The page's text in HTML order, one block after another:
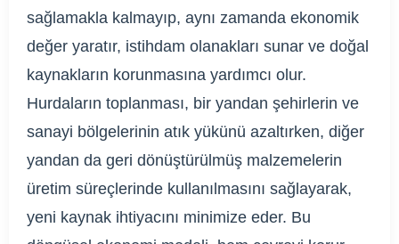
sağlamakla kalmayıp, aynı zamanda ekonomik
değer yaratır, istihdam olanakları sunar ve doğal
kaynakların korunmasına yardımcı olur.
Hurdaların toplanması, bir yandan şehirlerin ve
sanayi bölgelerinin atık yükünü azaltırken, diğer
yandan da geri dönüştürülmüş malzemelerin
üretim süreçlerinde kullanılmasını sağlayarak,
yeni kaynak ihtiyacını minimize eder. Bu